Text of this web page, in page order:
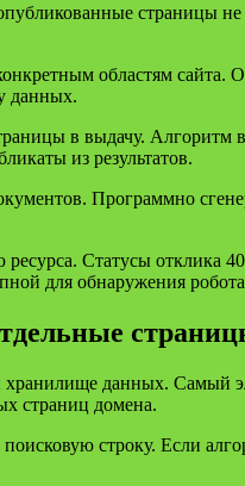
страницы
областям
данных.
в выдачу. Алгоритм
из результатов.
Программно
Статусы отклика
для обнаружения
данных. Самый
страниц домена.
строку. Если